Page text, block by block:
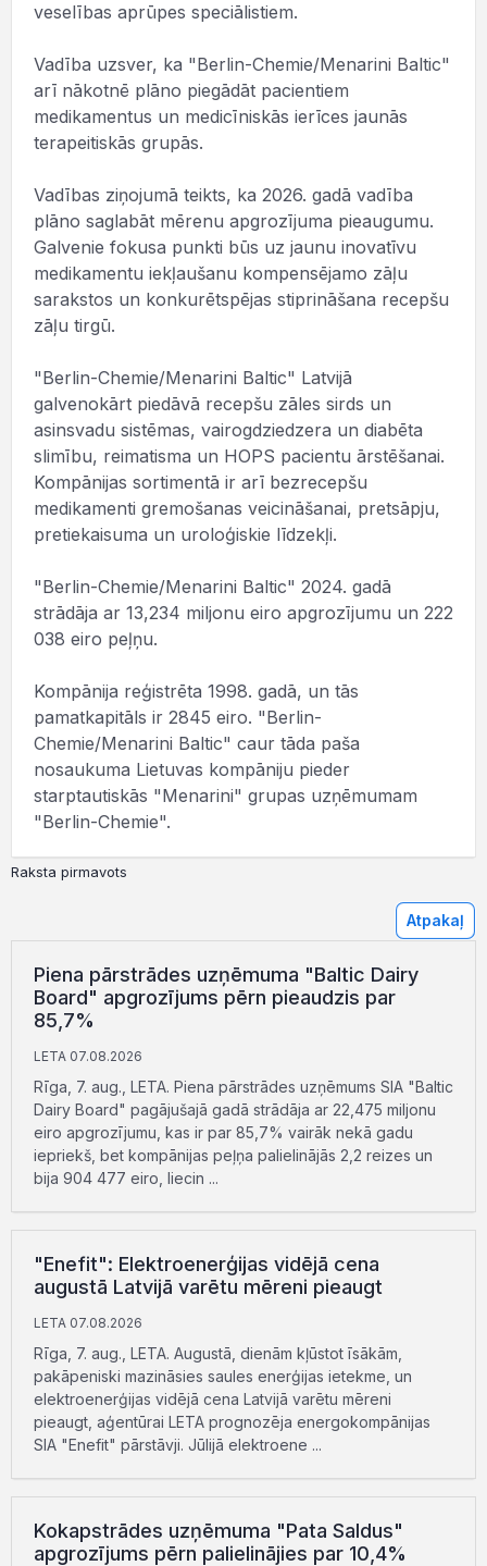
veselības aprūpes speciālistiem.
Vadība uzsver, ka "Berlin-Chemie/Menarini Baltic"
arī nākotnē plāno piegādāt pacientiem
medikamentus un medicīniskās ierīces jaunās
terapeitiskās grupās.
Vadības ziņojumā teikts, ka 2026. gadā vadība
plāno saglabāt mērenu apgrozījuma pieaugumu.
Galvenie fokusa punkti būs uz jaunu inovatīvu
medikamentu iekļaušanu kompensējamo zāļu
sarakstos un konkurētspējas stiprināšana recepšu
zāļu tirgū.
"Berlin-Chemie/Menarini Baltic" Latvijā
galvenokārt piedāvā recepšu zāles sirds un
asinsvadu sistēmas, vairogdziedzera un diabēta
slimību, reimatisma un HOPS pacientu ārstēšanai.
Kompānijas sortimentā ir arī bezrecepšu
medikamenti gremošanas veicināšanai, pretsāpju,
pretiekaisuma un uroloģiskie līdzekļi.
"Berlin-Chemie/Menarini Baltic" 2024. gadā
strādāja ar 13,234 miljonu eiro apgrozījumu un 222
038 eiro peļņu.
Kompānija reģistrēta 1998. gadā, un tās
pamatkapitāls ir 2845 eiro. "Berlin-
Chemie/Menarini Baltic" caur tāda paša
nosaukuma Lietuvas kompāniju pieder
starptautiskās "Menarini" grupas uzņēmumam
"Berlin-Chemie".
Raksta pirmavots
Atpakaļ
Piena pārstrādes uzņēmuma "Baltic Dairy
Board" apgrozījums pērn pieaudzis par
85,7%
LETA 07.08.2026
Rīga, 7. aug., LETA. Piena pārstrādes uzņēmums SIA "Baltic
Dairy Board" pagājušajā gadā strādāja ar 22,475 miljonu
eiro apgrozījumu, kas ir par 85,7% vairāk nekā gadu
iepriekš, bet kompānijas peļņa palielinājās 2,2 reizes un
bija 904 477 eiro, liecin ...
"Enefit": Elektroenerģijas vidējā cena
augustā Latvijā varētu mēreni pieaugt
LETA 07.08.2026
Rīga, 7. aug., LETA. Augustā, dienām kļūstot īsākām,
pakāpeniski mazināsies saules enerģijas ietekme, un
elektroenerģijas vidējā cena Latvijā varētu mēreni
pieaugt, aģentūrai LETA prognozēja energokompānijas
SIA "Enefit" pārstāvji. Jūlijā elektroene ...
Kokapstrādes uzņēmuma "Pata Saldus"
apgrozījums pērn palielinājies par 10,4%